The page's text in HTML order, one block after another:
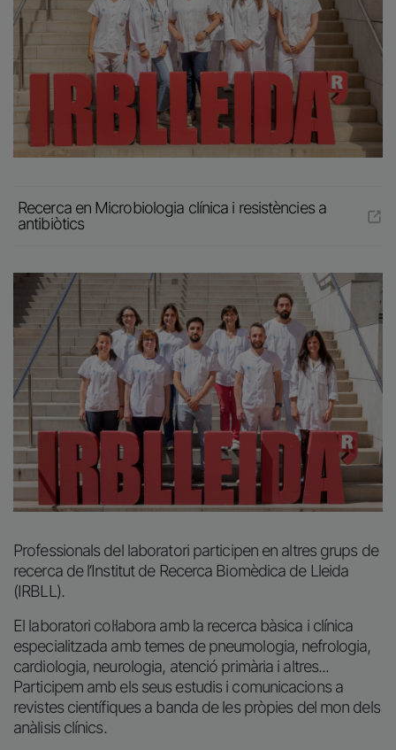
Recerca en Microbiologia clínica i resistències a
antibiòtics
Imatge
Professionals del laboratori participen en altres grups de
recerca de l’Institut de Recerca Biomèdica de Lleida
(IRBLL).
El laboratori col·labora amb la recerca bàsica i clínica
especialitzada amb temes de pneumologia, nefrologia,
cardiologia, neurologia, atenció primària i altres...
Participem amb els seus estudis i comunicacions a
revistes científiques a banda de les pròpies del mon dels
anàlisis clínics.